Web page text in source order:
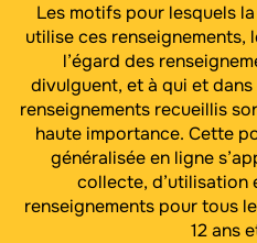
Les motifs pour lesquels
utilise ces renseignements,
l’égard des
divulguent, et à qui et
renseignements recueillis
haute importance. Cette
généralisée en ligne
collecte,
renseignements pour tous
12 ans